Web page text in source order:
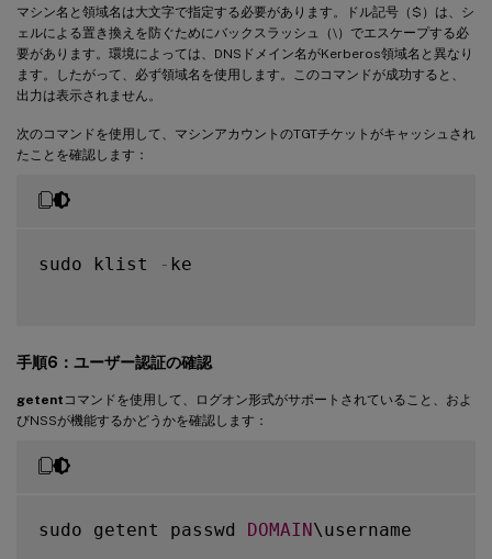
マシン名と領域名は大文字で指定する必要があります。ドル記号（$）は、シ
ェルによる置き換えを防ぐためにバックスラッシュ（\）でエスケープする必
要があります。環境によっては、DNSドメイン名がKerberos領域名と異なり
ます。したがって、必ず領域名を使用します。このコマンドが成功すると、
出力は表示されません。
次のコマンドを使用して、マシンアカウントのTGTチケットがキャッシュされ
たことを確認します：
sudo klist - ke
手順6：ユーザー認証の確認
getent コマンドを使用して、ログオン形式がサポートされていること、およ
びNSSが機能するかどうかを確認します：
sudo getent passwd DOMAIN\username